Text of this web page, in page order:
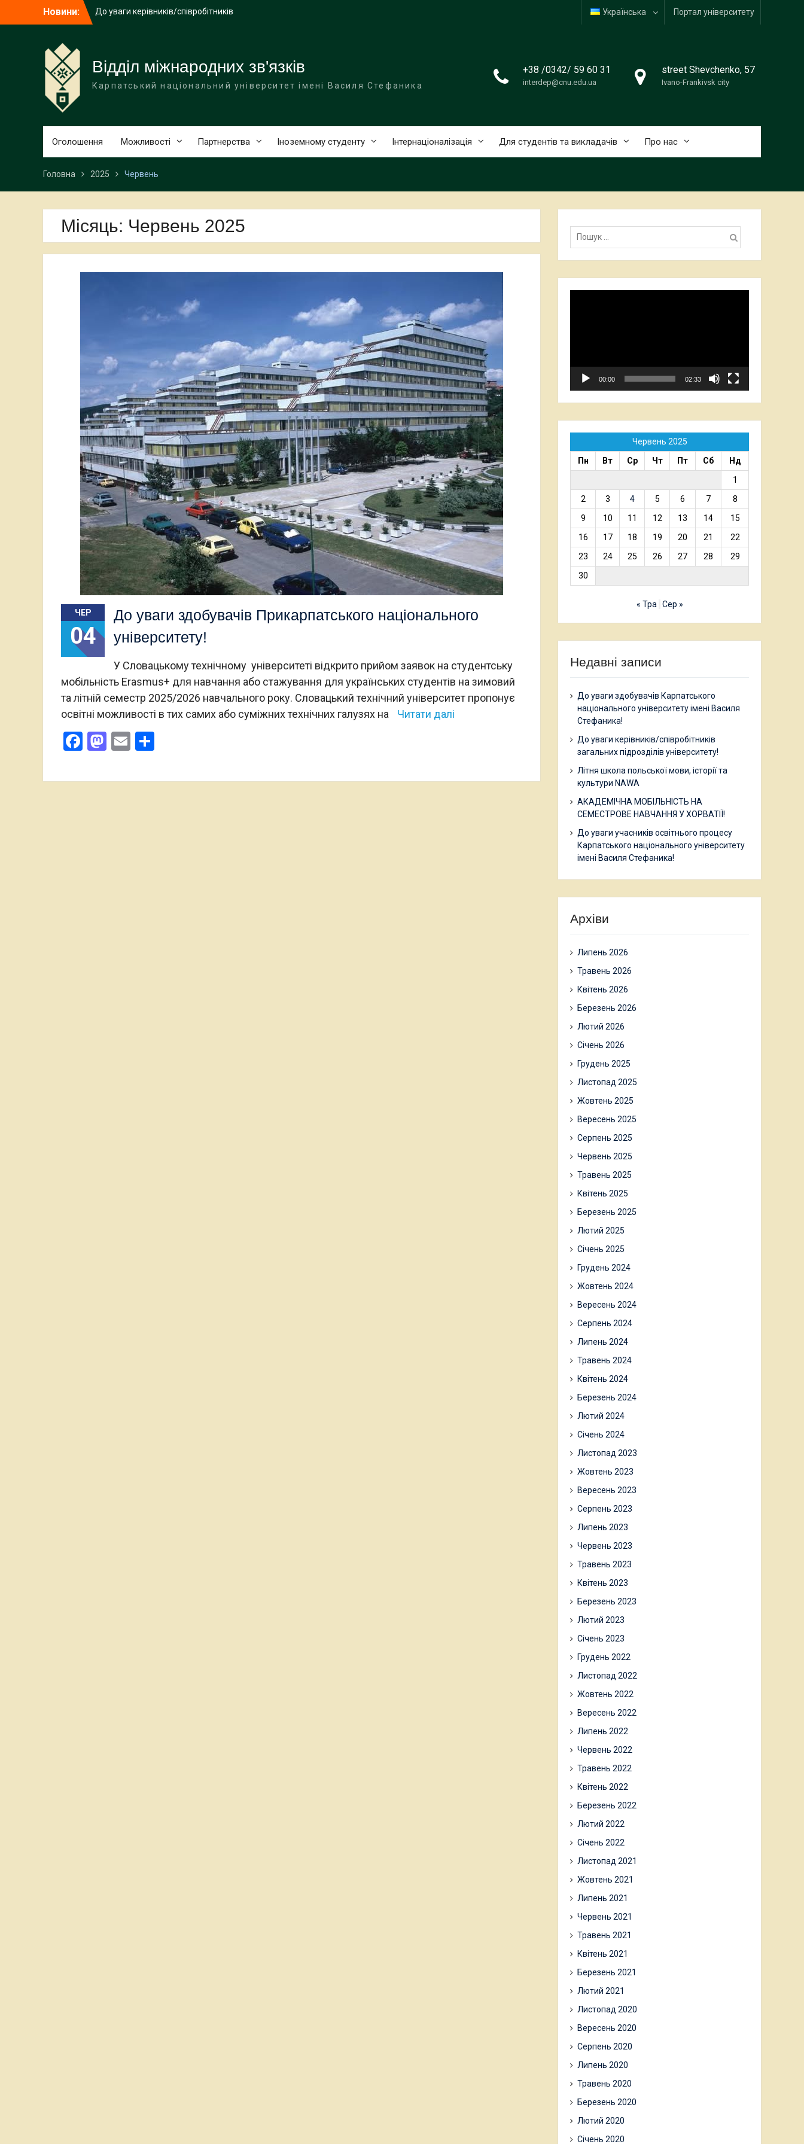
Новини:
Літня школа польської мови, історії та
Василя Стефаника!
Українська Портал університету
Відділ міжнародних зв'язків
Карпатський національний університет імені Василя Стефаника
+38 /0342/ 59 60 31
interdep@cnu.edu.ua
street Shevchenko, 57
Ivano-Frankivsk city
Оголошення Можливості Партнерства Іноземному студенту Інтернаціоналізація Для студентів та викладачів Про нас
Головна 2025 Червень
Місяць: Червень 2025
ЧЕР
04
До уваги здобувачів Прикарпатського національного
університету!
У Словацькому технічному університеті відкрито прийом заявок на студентську
мобільність Erasmus+ для навчання або стажування для українських студентів на зимовий
та літній семестр 2025/2026 навчального року. Словацький технічний університет пропонує
освітні можливості в тих самих або суміжних технічних галузях на
Читати далі
Facebook
Mastodon
Email
Пошук:
00:00 02:33
Червень 2025
Пн
Вт Ср Чт Пт Сб
Нд
1
2
3 4 5 6 7
8
9
10 11 12 13 14
15
16
17 18 19 20 21
22
23
24 25 26 27 28
29
30
« Тра Сер »
Недавні записи
До уваги здобувачів Карпатського
національного університету імені Василя
Стефаника!
До уваги керівників/співробітників
загальних підрозділів університету!
Літня школа польської мови, історії та
культури NAWA
АКАДЕМІЧНА МОБІЛЬНІСТЬ НА
СЕМЕСТРОВЕ НАВЧАННЯ У ХОРВАТІЇ!
До уваги учасників освітнього процесу
Карпатського національного університету
імені Василя Стефаника!
Архіви
Липень 2026
Травень 2026
Квітень 2026
Березень 2026
Лютий 2026
Січень 2026
Грудень 2025
Листопад 2025
Жовтень 2025
Вересень 2025
Серпень 2025
Червень 2025
Травень 2025
Квітень 2025
Березень 2025
Лютий 2025
Січень 2025
Грудень 2024
Жовтень 2024
Вересень 2024
Серпень 2024
Липень 2024
Травень 2024
Квітень 2024
Березень 2024
Лютий 2024
Січень 2024
Листопад 2023
Жовтень 2023
Вересень 2023
Серпень 2023
Липень 2023
Червень 2023
Травень 2023
Квітень 2023
Березень 2023
Лютий 2023
Січень 2023
Грудень 2022
Листопад 2022
Жовтень 2022
Вересень 2022
Липень 2022
Червень 2022
Травень 2022
Квітень 2022
Березень 2022
Лютий 2022
Січень 2022
Листопад 2021
Жовтень 2021
Липень 2021
Червень 2021
Травень 2021
Квітень 2021
Березень 2021
Лютий 2021
Листопад 2020
Вересень 2020
Серпень 2020
Липень 2020
Травень 2020
Березень 2020
Лютий 2020
Січень 2020